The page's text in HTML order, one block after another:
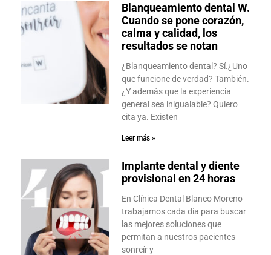
Blanqueamiento dental W.
Cuando se pone corazón,
calma y calidad, los
resultados se notan
¿Blanqueamiento dental? Sí.¿Uno
que funcione de verdad? También.
¿Y además que la experiencia
general sea inigualable? Quiero
cita ya. Existen
Leer más »
Implante dental y diente
provisional en 24 horas
En Clínica Dental Blanco Moreno
trabajamos cada día para buscar
las mejores soluciones que
permitan a nuestros pacientes
sonreír y